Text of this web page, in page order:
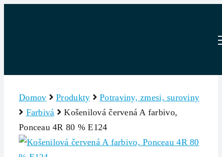
Domov Produkty
Potraviny, zmesi, suroviny
Farbivá
Košenilová červená A farbivo,
Ponceau 4R 80 % E124